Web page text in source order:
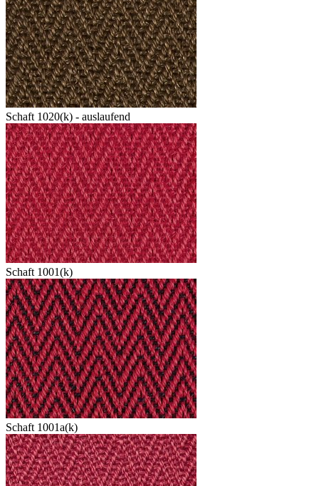
Schaft 1020(k) - auslaufend
Schaft 1001(k)
Schaft 1001a(k)